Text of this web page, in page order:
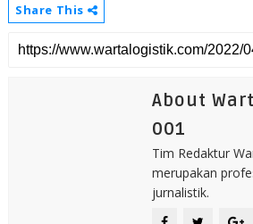
Share This
About
001
Tim Redaktur
merupakan
jurnalistik.